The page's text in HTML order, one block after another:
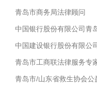
青岛市商务局法律顾问
中国银行股份有限公司青
中国建设银行股份有限公
青岛市工商联法律服务专
青岛市/山东省救生协会公